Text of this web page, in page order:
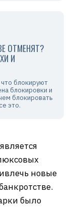
ОТМЕНЯТ?
И
блокируют
блокировки и
блокировать
это.
новые
было